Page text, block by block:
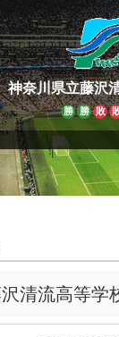
神奈川県立藤沢
勝 勝 敗
清流高等学